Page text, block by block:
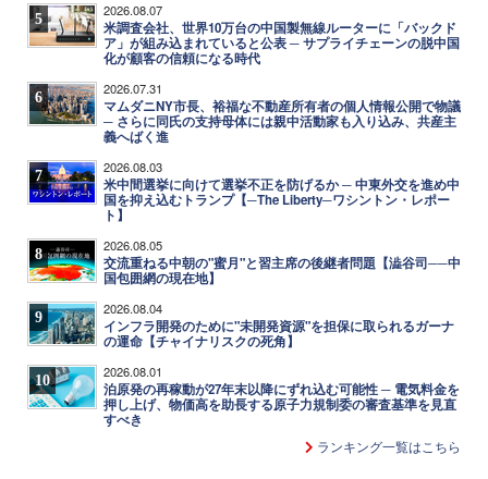
5 2026.08.07
米調査会社、世界10万台の中国製無線ルーターに「バックド
ア」が組み込まれていると公表 ─ サプライチェーンの脱中国
化が顧客の信頼になる時代
6 2026.07.31
マムダニNY市長、裕福な不動産所有者の個人情報公開で物議
─ さらに同氏の支持母体には親中活動家も入り込み、共産主
義へばく進
7 2026.08.03
米中間選挙に向けて選挙不正を防げるか ─ 中東外交を進め中
国を抑え込むトランプ【─The Liberty─ワシントン・レポー
ト】
8 2026.08.05
交流重ねる中朝の"蜜月"と習主席の後継者問題【澁谷司──中
国包囲網の現在地】
9 2026.08.04
インフラ開発のために"未開発資源"を担保に取られるガーナ
の運命【チャイナリスクの死角】
10 2026.08.01
泊原発の再稼動が27年末以降にずれ込む可能性 ─ 電気料金を
押し上げ、物価高を助長する原子力規制委の審査基準を見直
すべき
ランキング一覧はこちら